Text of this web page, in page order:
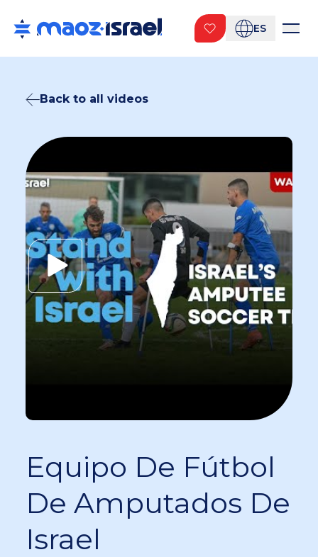
ES
Back to all videos
Equipo De Fútbol
De Amputados De
Israel